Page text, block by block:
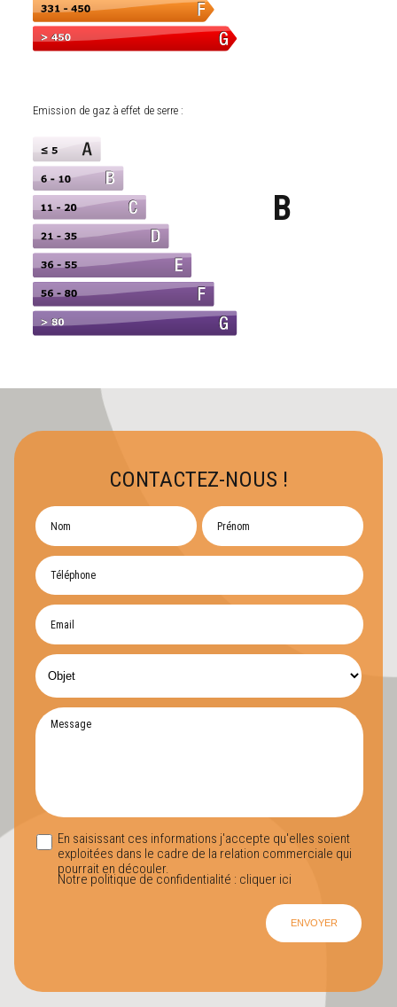
Emission de gaz à effet de serre :
B
CONTACTEZ-NOUS !
En saisissant ces informations j'accepte qu'elles soient
exploitées dans le cadre de la relation commerciale qui
pourrait en découler.
Notre politique de confidentialité : cliquer ici